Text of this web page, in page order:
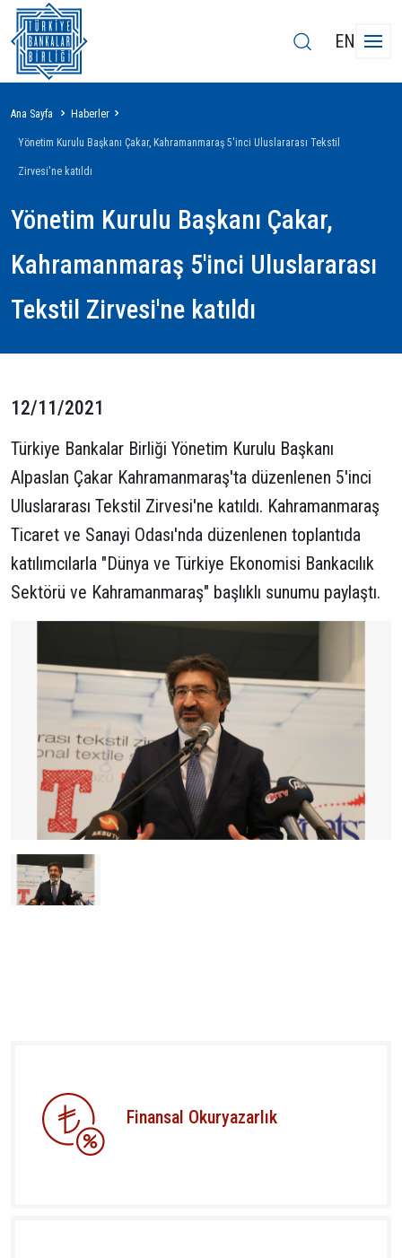
EN
Sayfa
yolu
Ana Sayfa Haberler
Yönetim Kurulu Başkanı Çakar, Kahramanmaraş 5'inci Uluslararası Tekstil
Zirvesi'ne katıldı
Yönetim Kurulu Başkanı Çakar,
Kahramanmaraş 5'inci Uluslararası
Tekstil Zirvesi'ne katıldı
12/11/2021
Türkiye Bankalar Birliği Yönetim Kurulu Başkanı
Alpaslan Çakar Kahramanmaraş'ta düzenlenen 5'inci
Uluslararası Tekstil Zirvesi'ne katıldı. Kahramanmaraş
Ticaret ve Sanayi Odası'nda düzenlenen toplantıda
katılımcılarla "Dünya ve Türkiye Ekonomisi Bankacılık
Sektörü ve Kahramanmaraş" başlıklı sunumu paylaştı.
Finansal Okuryazarlık